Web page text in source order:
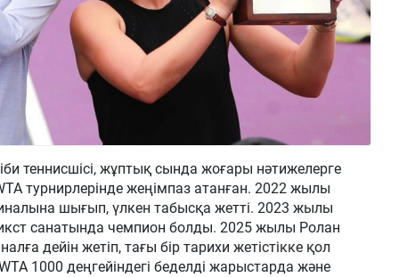
теннисшісі, жұптық сында жоғары нәтижелерге
турнирлерінде жеңімпаз атанған. 2022 жылы
шығып, үлкен табысқа жетті. 2023 жылы
санатында чемпион болды. 2025 жылы Ролан
дейін жетіп, тағы бір тарихи жетістікке қол
1000 деңгейіндегі беделді жарыстарда және